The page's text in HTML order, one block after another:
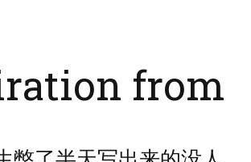
from